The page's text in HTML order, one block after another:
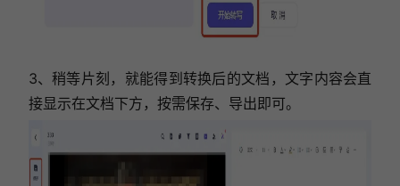
3、稍等片刻，就能得到转换后的文档，文字内容会直
接显示在文档下方，按需保存、导出即可。